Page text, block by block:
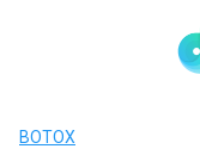
BOTOX